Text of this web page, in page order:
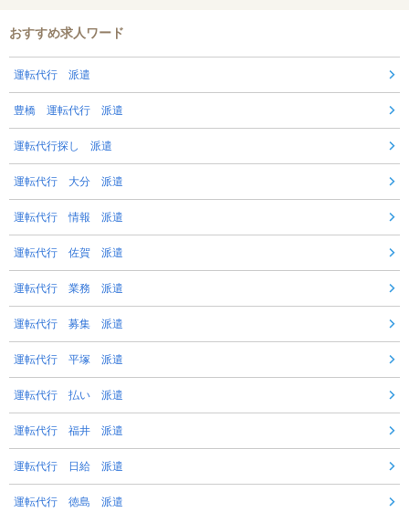
おすすめ求人ワード
運転代行 派遣
豊橋 運転代行 派遣
運転代行探し 派遣
運転代行 大分 派遣
運転代行 情報 派遣
運転代行 佐賀 派遣
運転代行 業務 派遣
運転代行 募集 派遣
運転代行 平塚 派遣
運転代行 払い 派遣
運転代行 福井 派遣
運転代行 日給 派遣
運転代行 徳島 派遣